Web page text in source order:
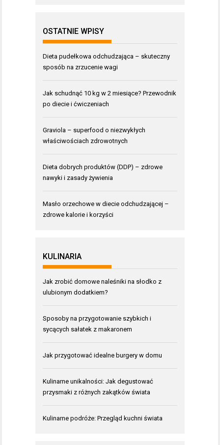
OSTATNIE WPISY
Dieta pudełkowa odchudzająca – skuteczny
sposób na zrzucenie wagi
Jak schudnąć 10 kg w 2 miesiące? Przewodnik
po diecie i ćwiczeniach
Graviola – superfood o niezwykłych
właściwościach zdrowotnych
Dieta dobrych produktów (DDP) – zdrowe
nawyki i zasady żywienia
Masło orzechowe w diecie odchudzającej –
zdrowe kalorie i korzyści
KULINARIA
Jak zrobić domowe naleśniki na słodko z
ulubionym dodatkiem?
Sposoby na przygotowanie szybkich i
sycących sałatek z makaronem
Jak przygotować idealne burgery w domu
Kulinarne unikalności: Jak degustować
przysmaki z różnych zakątków świata
Kulinarne podróże: Przegląd kuchni świata